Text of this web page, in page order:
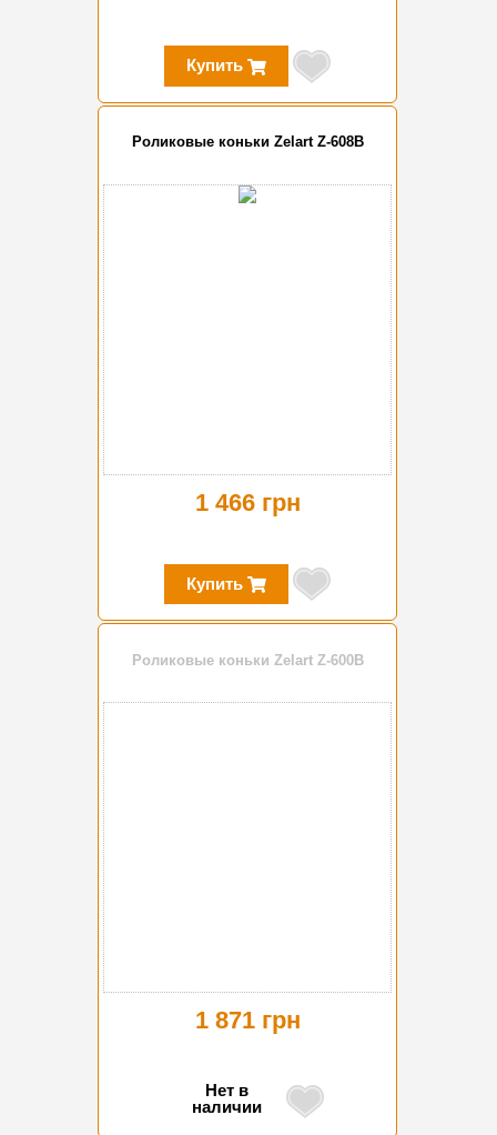
Купить
Роликовые коньки Zelart Z-608B
1 466 грн
Купить
Роликовые коньки Zelart Z-600B
1 871 грн
Нет в
наличии